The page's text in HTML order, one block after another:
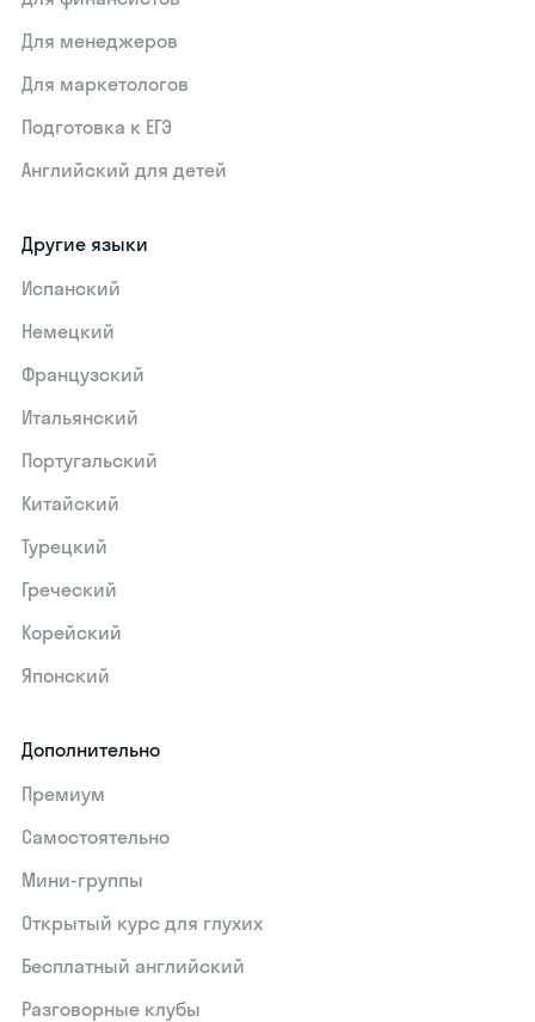
Для менеджеров
Для маркетологов
Подготовка к ЕГЭ
Английский для детей
Другие языки
Испанский
Немецкий
Французский
Итальянский
Португальский
Китайский
Турецкий
Греческий
Корейский
Японский
Дополнительно
Премиум
Самостоятельно
Мини-группы
Открытый курс для глухих
Бесплатный английский
Разговорные клубы